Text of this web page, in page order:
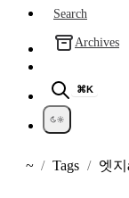
Search
Archives
⌘K
~HomeTags 엣지